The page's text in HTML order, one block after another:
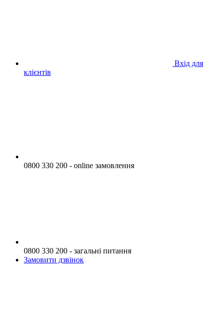
Вхід для
клієнтів
0800 330 200 - online замовлення
0800 330 200 - загальні питання
Замовити дзвінок